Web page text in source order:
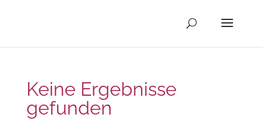
Keine Ergebnisse
gefunden